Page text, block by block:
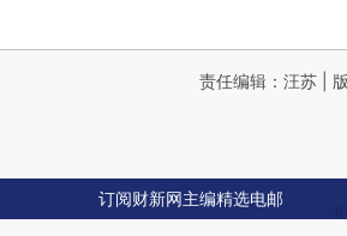
责任编辑：汪苏 |
订阅财新网主编精选电邮